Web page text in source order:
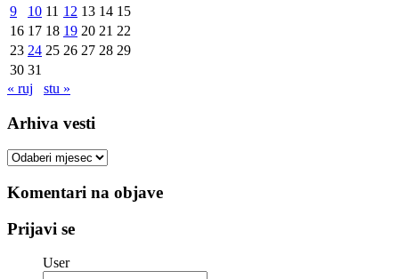
9
10 11 12 13 14 15
16 17 18 19 20 21 22
23 24 25 26 27 28 29
30 31
« ruj
stu »
Arhiva vesti
Arhiva
Komentari na objave
Prijavi se
User